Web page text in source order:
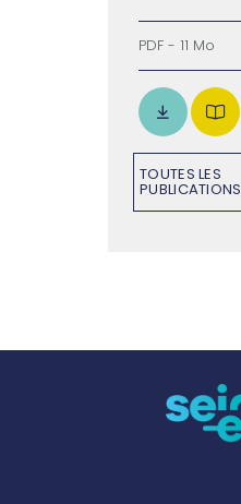
PDF - 11 Mo
TOUTES LES
PUBLICATIONS